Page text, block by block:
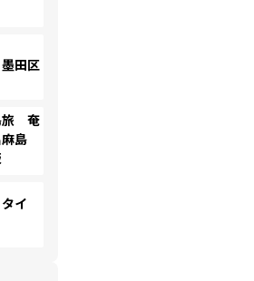
田区
旅 奄
島
イ